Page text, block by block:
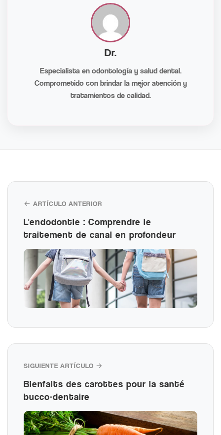
Dr.
Especialista en odontología y salud dental.
Comprometido con brindar la mejor atención y
tratamientos de calidad.
← ARTÍCULO ANTERIOR
L'endodontie : Comprendre le
traitement de canal en profondeur
SIGUIENTE ARTÍCULO →
Bienfaits des carottes pour la santé
bucco-dentaire